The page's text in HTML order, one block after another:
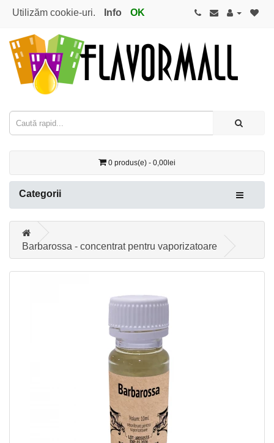
Utilizăm cookie-uri. Info OK
0 produs(e) - 0,00lei
Categorii
Barbarossa - concentrat pentru vaporizatoare